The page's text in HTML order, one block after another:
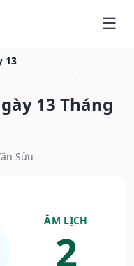
13
13 Tháng
Sửu
ÂM LỊCH
2